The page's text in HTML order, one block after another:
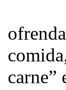
carne”